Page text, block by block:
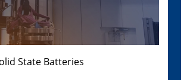
State Batteries